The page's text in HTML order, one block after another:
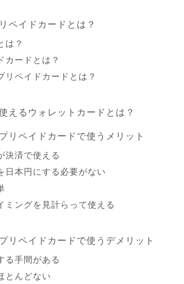
ペイドカードとは？
は？
カードとは？
リペイドカードとは？
えるウォレットカードとは？
リペイドカードで使うメリット
決済で使える
日本円にする必要がない
ミングを見計らって使える
リペイドカードで使うデメリット
る手間がある
とんどない